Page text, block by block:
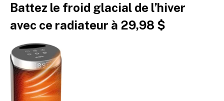
Battez le froid glacial de l’hiver
avec ce radiateur à 29,98 $